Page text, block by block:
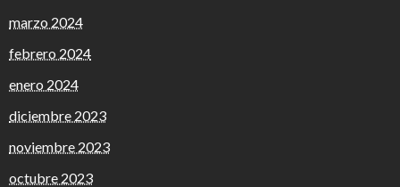
marzo 2024
febrero 2024
enero 2024
diciembre 2023
noviembre 2023
octubre 2023